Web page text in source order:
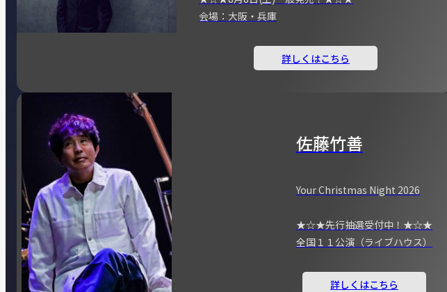
会場：大阪・兵庫
詳しくはこちら
佐藤竹善
Your Christmas Night 2026
★☆★先行抽選受付中！★☆★
全国１１公演（ライブハウス）
詳しくはこちら